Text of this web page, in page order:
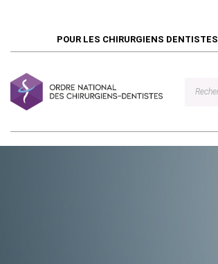
POUR LES CHIRURGIENS DENTISTES